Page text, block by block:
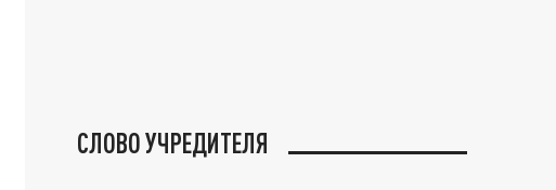
СЛОВО УЧРЕДИТЕЛЯ